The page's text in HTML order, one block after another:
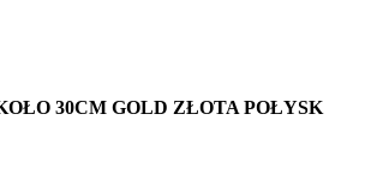
30CM GOLD ZŁOTA POŁYSK